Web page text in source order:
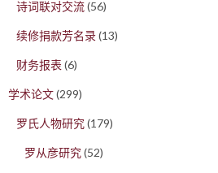
诗词联对交流(56)
续修捐款芳名录(13)
财务报表 (6)
学术论文(299)
罗氏人物研究(179)
罗从彦研究(52)